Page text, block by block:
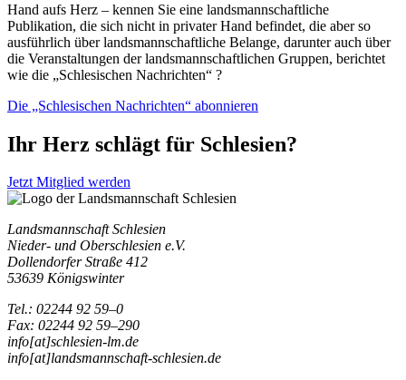
Hand aufs Herz – kennen Sie eine landsmannschaftliche
Publikation, die sich nicht in privater Hand befindet, die aber so
ausführlich über landsmannschaftliche Belange, darunter auch über
die Veranstaltungen der landsmannschaftlichen Gruppen, berichtet
wie die „Schlesischen Nachrichten“ ?
Die „Schlesischen Nachrichten“ abonnieren
Ihr Herz schlägt für Schlesien?
Jetzt Mitglied werden
Landsmannschaft Schlesien
Nieder- und Oberschlesien e.V.
Dollendorfer Straße 412
53639 Königswinter
Tel.: 02244 92 59–0
Fax: 02244 92 59–290
info[at]schlesien-lm.de
info[at]landsmannschaft-schlesien.de